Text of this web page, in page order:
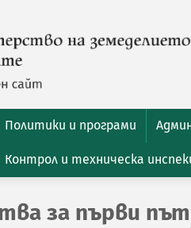
Политики и програми
Контрол и техническа
за първи